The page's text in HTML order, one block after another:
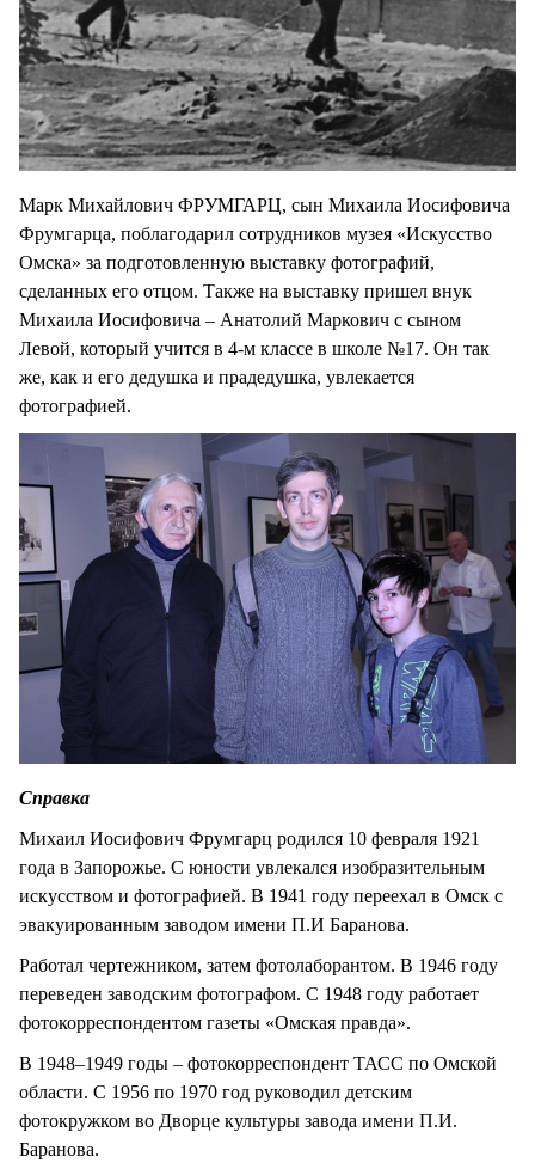
Марк Михайлович ФРУМГАРЦ, сын Михаила Иосифовича
Фрумгарца, поблагодарил сотрудников музея «Искусство
Омска» за подготовленную выставку фотографий,
сделанных его отцом. Также на выставку пришел внук
Михаила Иосифовича – Анатолий Маркович с сыном
Левой, который учится в 4-м классе в школе №17. Он так
же, как и его дедушка и прадедушка, увлекается
фотографией.
Справка
Михаил Иосифович Фрумгарц родился 10 февраля 1921
года в Запорожье. С юности увлекался изобразительным
искусством и фотографией. В 1941 году переехал в Омск с
эвакуированным заводом имени П.И Баранова.
Работал чертежником, затем фотолаборантом. В 1946 году
переведен заводским фотографом. С 1948 году работает
фотокорреспондентом газеты «Омская правда».
В 1948–1949 годы – фотокорреспондент ТАСС по Омской
области. С 1956 по 1970 год руководил детским
фотокружком во Дворце культуры завода имени П.И.
Баранова.